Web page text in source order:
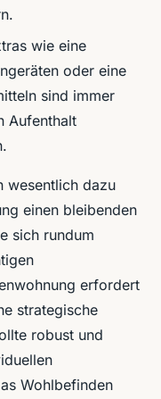
wie eine
oder eine
sind immer
Aufenthalt
wesentlich dazu
einen bleibenden
sich rundum
erfordert
strategische
robust und
Wohlbefinden